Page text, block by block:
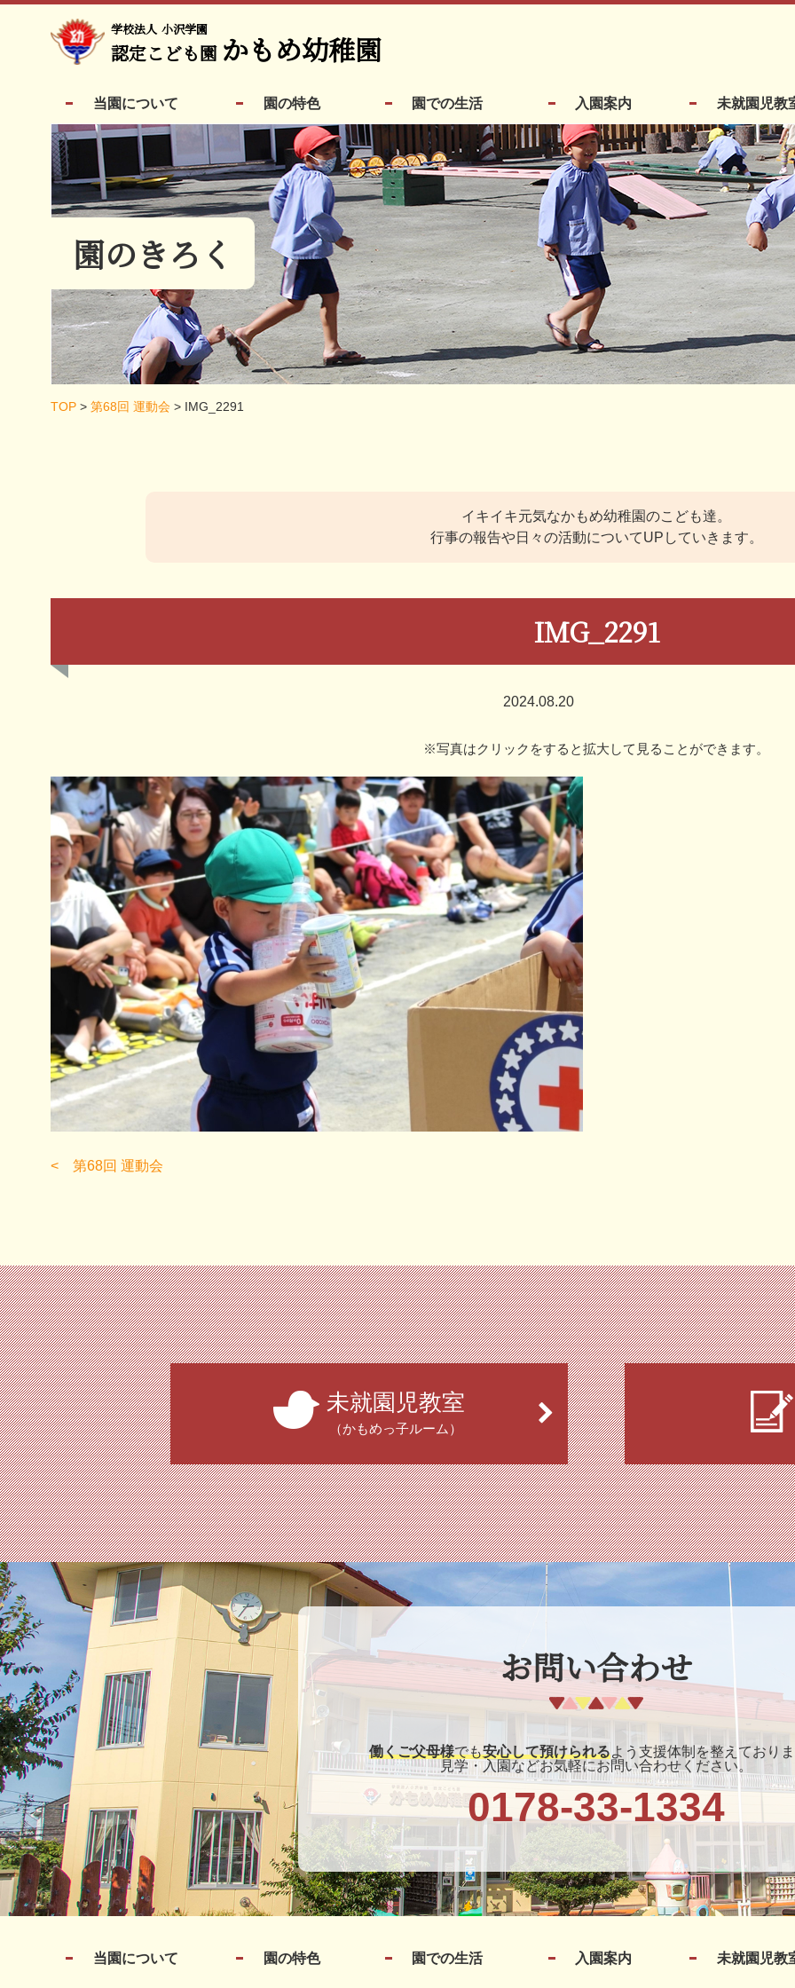
学校法人 小沢学園
認定こども園 かもめ幼稚園
当園について 園の特色 園での生活 入園案内 未就園児教
園のきろく
TOP > 第68回 運動会 > IMG_2291
イキイキ元気なかもめ幼稚園のこども達。
行事の報告や日々の活動についてUPしていきます。
IMG_2291
2024.08.20
※写真はクリックをすると拡大して見ることができます。
第68回 運動会
未就園児教室
（かもめっ子ルーム）
お問い合わせ
働くご父母様でも安心して預けられるよう支援体制を整えており
見学・入園などお気軽にお問い合わせください。
0178-33-1334
当園について 園の特色 園での生活 入園案内 未就園児教